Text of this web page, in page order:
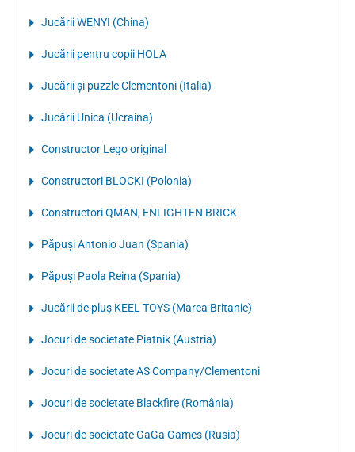
Jucării WENYI (China)
Jucării pentru copii HOLA
Jucării și puzzle Clementoni (Italia)
Jucării Unica (Ucraina)
Constructor Lego original
Constructori BLOCKI (Polonia)
Constructori QMAN, ENLIGHTEN BRICK
Păpuși Antonio Juan (Spania)
Păpuși Paola Reina (Spania)
Jucării de pluș KEEL TOYS (Marea Britanie)
Jocuri de societate Piatnik (Austria)
Jocuri de societate AS Company/Clementoni
Jocuri de societate Blackfire (România)
Jocuri de societate GaGa Games (Rusia)